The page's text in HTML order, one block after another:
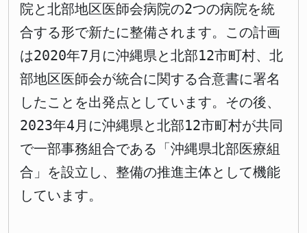
院と北部地区医師会病院の2つの病院を統
合する形で新たに整備されます。この計画
は2020年7月に沖縄県と北部12市町村、北
部地区医師会が統合に関する合意書に署名
したことを出発点としています。その後、
2023年4月に沖縄県と北部12市町村が共同
で一部事務組合である「沖縄県北部医療組
合」を設立し、整備の推進主体として機能
しています。